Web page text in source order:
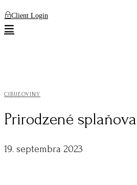
Client Login
CIBUĽOVINY
Prirodzené
19. septembra 2023